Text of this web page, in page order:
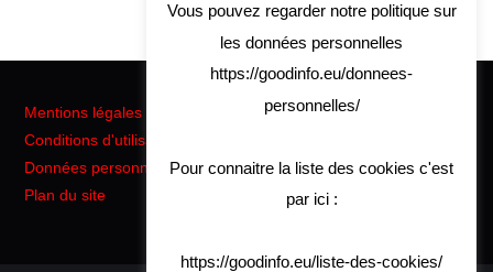
Mentions légales
Conditions d'utilisation
Données personnelles RGPD
Plan du site
Vous pouvez regarder notre politique sur
les données personnelles
https://goodinfo.eu/donnees-
personnelles/
Pour connaitre la liste des cookies c'est
par ici :
https://goodinfo.eu/liste-des-cookies/